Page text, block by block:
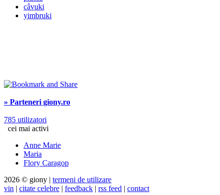
câvuki
yimbruki
» Parteneri giony.ro
785 utilizatori
cei mai activi
Anne Marie
Maria
Flory Caragop
2026 © giony | termeni de utilizare
vin | citate celebre | feedback | rss feed | contact